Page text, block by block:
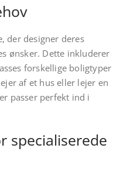
der designer deres
ønsker. Dette inkluderer
forskellige boligtyper
af et hus eller lejer en
passer perfekt ind i
specialiserede